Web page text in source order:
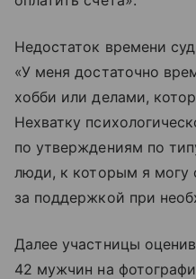
Недостаток времени
«У меня достаточно
хобби или делами,
Нехватку
по утверждениям по
люди, к которым я могу
за поддержкой при
Далее участницы
42 мужчин на